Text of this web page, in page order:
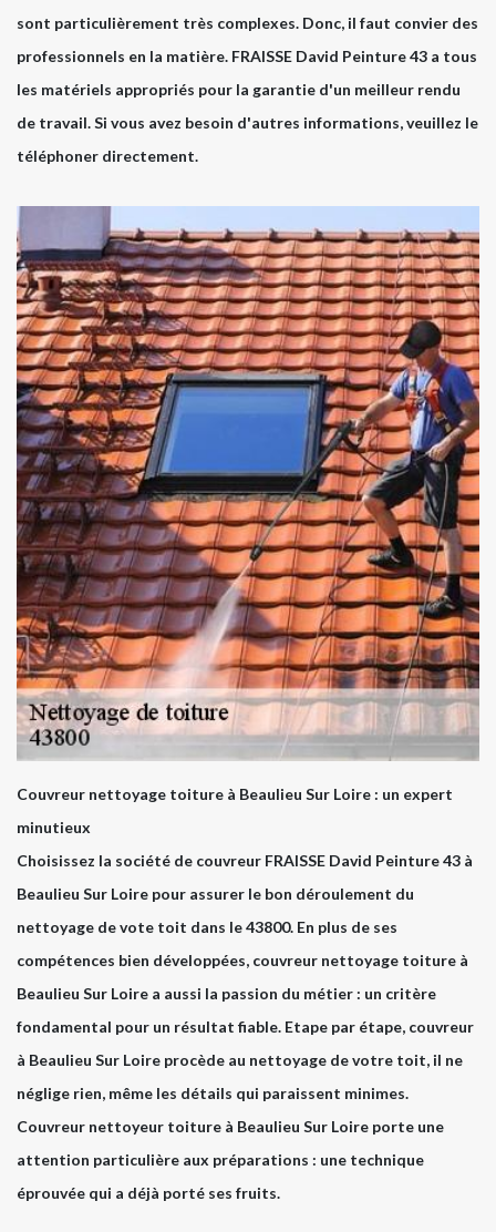
sont particulièrement très complexes. Donc, il faut convier des
professionnels en la matière. FRAISSE David Peinture 43 a tous
les matériels appropriés pour la garantie d'un meilleur rendu
de travail. Si vous avez besoin d'autres informations, veuillez le
téléphoner directement.
Couvreur nettoyage toiture à Beaulieu Sur Loire : un expert
minutieux
Choisissez la société de couvreur FRAISSE David Peinture 43 à
Beaulieu Sur Loire pour assurer le bon déroulement du
nettoyage de vote toit dans le 43800. En plus de ses
compétences bien développées, couvreur nettoyage toiture à
Beaulieu Sur Loire a aussi la passion du métier : un critère
fondamental pour un résultat fiable. Etape par étape, couvreur
à Beaulieu Sur Loire procède au nettoyage de votre toit, il ne
néglige rien, même les détails qui paraissent minimes.
Couvreur nettoyeur toiture à Beaulieu Sur Loire porte une
attention particulière aux préparations : une technique
éprouvée qui a déjà porté ses fruits.